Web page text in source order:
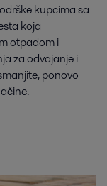
kupcima sa
koja
otpadom i
za odvajanje i
ponovo